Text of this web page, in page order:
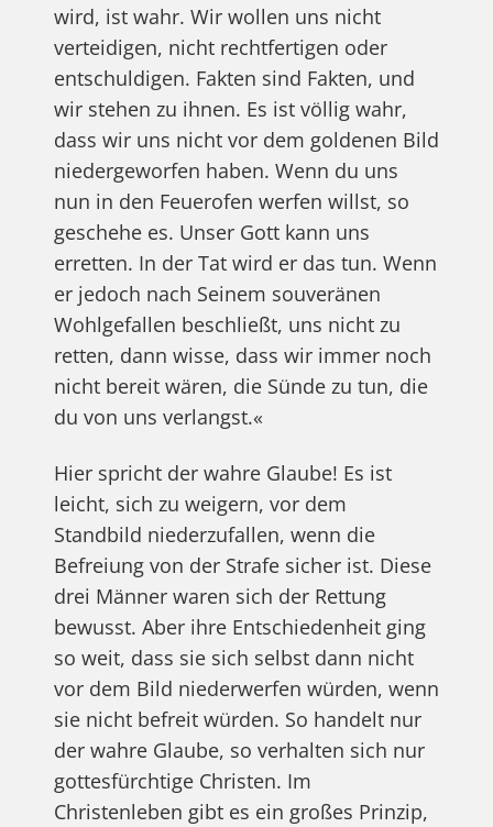
wird, ist wahr. Wir wollen uns nicht
verteidigen, nicht rechtfertigen oder
entschuldigen. Fakten sind Fakten, und
wir stehen zu ihnen. Es ist völlig wahr,
dass wir uns nicht vor dem goldenen Bild
niedergeworfen haben. Wenn du uns
nun in den Feuerofen werfen willst, so
geschehe es. Unser Gott kann uns
erretten. In der Tat wird er das tun. Wenn
er jedoch nach Seinem souveränen
Wohlgefallen beschließt, uns nicht zu
retten, dann wisse, dass wir immer noch
nicht bereit wären, die Sünde zu tun, die
du von uns verlangst.«
Hier spricht der wahre Glaube! Es ist
leicht, sich zu weigern, vor dem
Standbild niederzufallen, wenn die
Befreiung von der Strafe sicher ist. Diese
drei Männer waren sich der Rettung
bewusst. Aber ihre Entschiedenheit ging
so weit, dass sie sich selbst dann nicht
vor dem Bild niederwerfen würden, wenn
sie nicht befreit würden. So handelt nur
der wahre Glaube, so verhalten sich nur
gottesfürchtige Christen. Im
Christenleben gibt es ein großes Prinzip,